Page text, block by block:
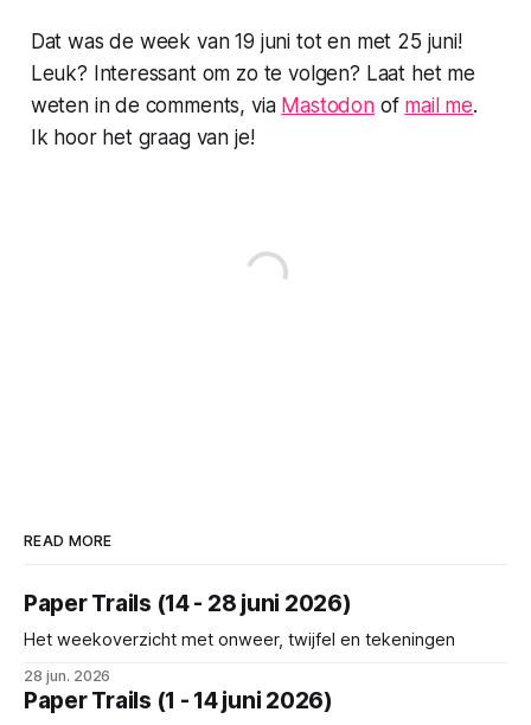
Dat was de week van 19 juni tot en met 25 juni!
Leuk? Interessant om zo te volgen? Laat het me
weten in de comments, via Mastodonof mail me.
Ik hoor het graag van je!
READ MORE
Paper Trails (14 - 28 juni 2026)
Het weekoverzicht met onweer, twijfel en tekeningen
28 jun. 2026
Paper Trails (1 - 14 juni 2026)